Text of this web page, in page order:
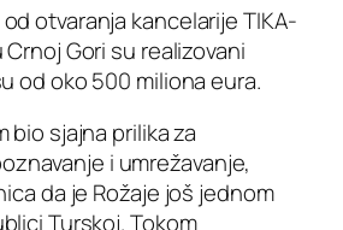
otvaranja kancelarije TIKA-
Gori su realizovani
od oko 500 miliona eura.
bio sjajna prilika za
i umrežavanje,
da je Rožaje još jednom
Turskoj. Tokom